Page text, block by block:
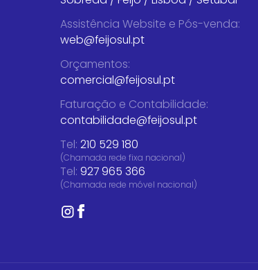
Assistência Website e Pós-venda:
web@feijosul.pt
Orçamentos:
comercial@feijosul.pt
Faturação e Contabilidade:
contabilidade@feijosul.pt
Tel: 210 529 180
(Chamada rede fixa nacional)
Tel: 927 965 366
(Chamada rede móvel nacional)